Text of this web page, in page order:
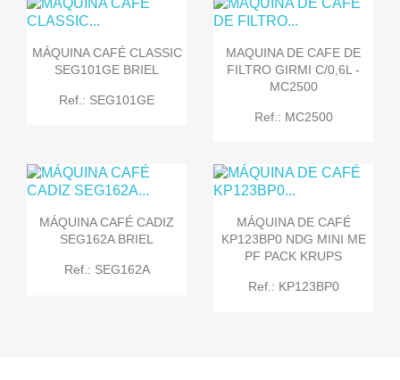
MÁQUINA CAFÉ CLASSIC
SEG101GE BRIEL
Ref.: SEG101GE
MAQUINA DE CAFE DE
FILTRO GIRMI C/0,6L -
MC2500
Ref.: MC2500
MÁQUINA CAFÉ CADIZ
SEG162A BRIEL
Ref.: SEG162A
MÁQUINA DE CAFÉ
KP123BP0 NDG MINI ME
PF PACK KRUPS
Ref.: KP123BP0